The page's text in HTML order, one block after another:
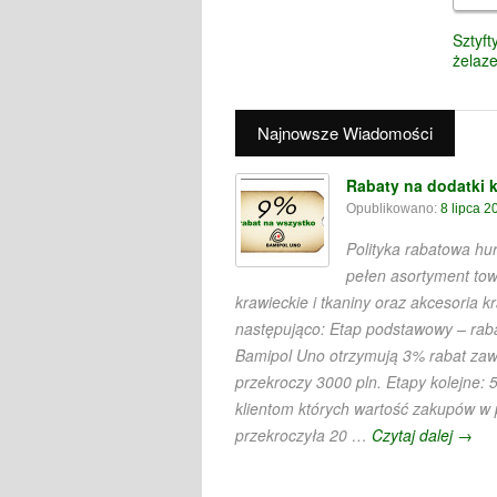
Najnowsze Wiadomości
Rabaty na dodatki
Opublikowano: 8 lipca
Polityka rabatowa
pełen asortyment
krawieckie i tkaniny oraz akcesoria
następująco: Etap podstawowy –
Bamipol Uno otrzymują 3% rabat
przekroczy 3000 pln. Etapy kolejne:
klientom których wartość zakupów
przekroczyła 20 … Czytaj dalej →